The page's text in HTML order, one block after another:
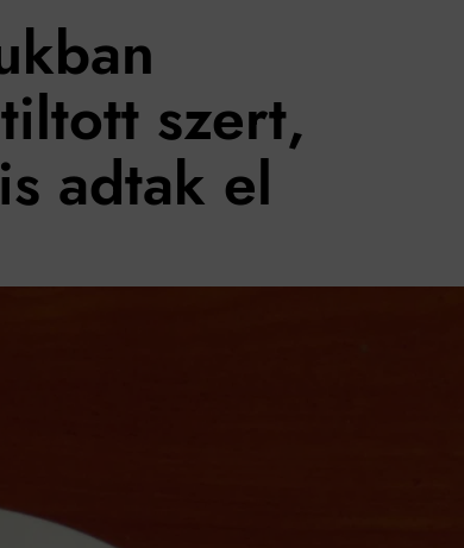
Az ördög még mindig Pradát visel. De te miért öltözöl
Móricz Zsigmond: falusi író vagy
szert,
adtak el